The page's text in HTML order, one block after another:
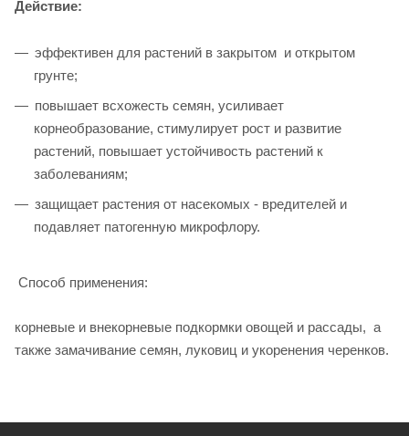
Действие:
эффективен для растений в закрытом и открытом
грунте;
повышает всхожесть семян, усиливает
корнеобразование, стимулирует рост и развитие
растений, повышает устойчивость растений к
заболеваниям;
защищает растения от насекомых - вредителей и
подавляет патогенную микрофлору.
Способ применения:
корневые и внекорневые подкормки овощей и рассады, а
также замачивание семян, луковиц и укоренения черенков.